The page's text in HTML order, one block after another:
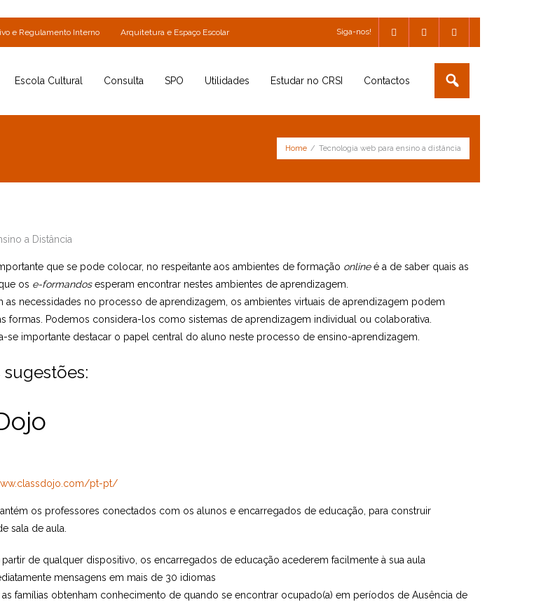
e Regulamento Interno Arquitetura e Espaço Escolar Siga-nos!
Escola Cultural Consulta SPO Utilidades Estudar no CRSI Contactos
Home / Tecnologia web para ensino a distância
a Distância
que se pode colocar, no respeitante aos ambientes de formação onlineé a de saber quais as
os e-formandosesperam encontrar nestes ambientes de aprendizagem.
as necessidades no processo de aprendizagem, os ambientes virtuais de aprendizagem podem
formas. Podemos considera-los como sistemas de aprendizagem individual ou colaborativa.
se importante destacar o papel central do aluno neste processo de ensino-aprendizagem.
pt-pt/
os professores conectados com os alunos e encarregados de educação, para construir
sala de aula.
partir de qualquer dispositivo, os encarregados de educação acederem facilmente à sua aula
mensagens em mais de 30 idiomas
as famílias obtenham conhecimento de quando se encontrar ocupado(a) em períodos de Ausência de